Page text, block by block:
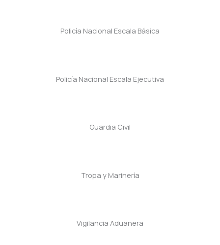
Policía Nacional Escala Básica
Policía Nacional Escala Ejecutiva
Guardia Civil
Tropa y Marinería
Vigilancia Aduanera